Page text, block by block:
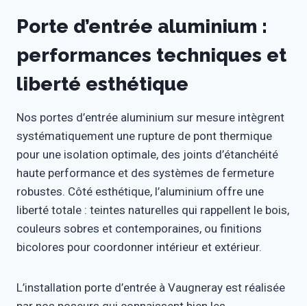
Porte d’entrée aluminium :
performances techniques et
liberté esthétique
Nos portes d’entrée aluminium sur mesure intègrent
systématiquement une rupture de pont thermique
pour une isolation optimale, des joints d’étanchéité
haute performance et des systèmes de fermeture
robustes. Côté esthétique, l’aluminium offre une
liberté totale : teintes naturelles qui rappellent le bois,
couleurs sobres et contemporaines, ou finitions
bicolores pour coordonner intérieur et extérieur.
L’installation porte d’entrée à Vaugneray est réalisée